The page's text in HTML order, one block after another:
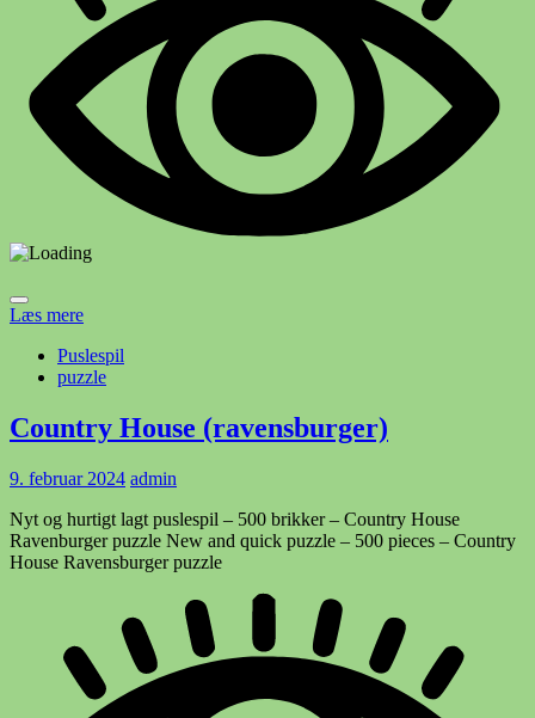
Læs mere
Puslespil
puzzle
Country House (ravensburger)
9. februar 2024 admin
Nyt og hurtigt lagt puslespil – 500 brikker – Country House
Ravenburger puzzle New and quick puzzle – 500 pieces – Country
House Ravensburger puzzle